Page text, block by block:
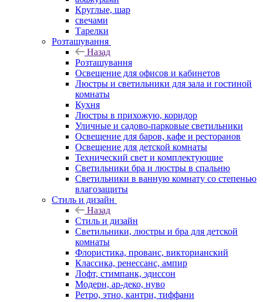
Круглые, шар
свечами
Тарелки
Розташування
Назад
Розташування
Освещение для офисов и кабинетов
Люстры и светильники для зала и гостиной
комнаты
Кухня
Люстры в прихожую, коридор
Уличные и садово-парковые светильники
Освещение для баров, кафе и ресторанов
Освещение для детской комнаты
Технический свет и комплектующие
Светильники бра и люстры в спальню
Светильники в ванную комнату со степенью
влагозащиты
Стиль и дизайн
Назад
Стиль и дизайн
Светильники, люстры и бра для детской
комнаты
Флористика, прованс, викторианский
Классика, ренессанс, ампир
Лофт, стимпанк, эдиссон
Модерн, ар-деко, нуво
Ретро, этно, кантри, тиффани